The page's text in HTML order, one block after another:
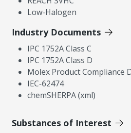
Low-Halogen
Industry Documents
IPC 1752A Class C
IPC 1752A Class D
Molex Product Compliance
IEC-62474
chemSHERPA (xml)
Substances of Interest